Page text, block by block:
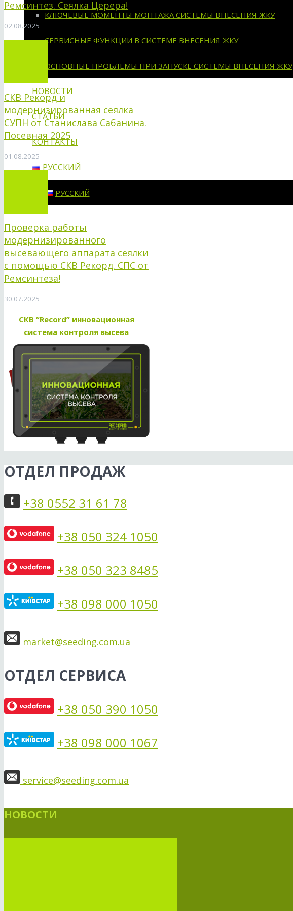
КЛЮЧЕВЫЕ МОМЕНТЫ МОНТАЖА СИСТЕМЫ ВНЕСЕНИЯ ЖКУ
СЕРВИСНЫЕ ФУНКЦИИ В СИСТЕМЕ ВНЕСЕНИЯ ЖКУ
ОСНОВНЫЕ ПРОБЛЕМЫ ПРИ ЗАПУСКЕ СИСТЕМЫ ВНЕСЕНИЯ ЖКУ
НОВОСТИ
СТАТЬИ
КОНТАКТЫ
РУССКИЙ
РУССКИЙ
Ремсинтез. Сеялка Церера!
02.08.2025
СКВ Рекорд и
модернизированная сеялка
СУПН от Станислава Сабанина.
Посевная 2025
01.08.2025
Проверка работы
модернизированного
высевающего аппарата сеялки
с помощью СКВ Рекорд. СПС от
Ремсинтеза!
30.07.2025
СКВ “Record” инновационная
система контроля высева
ОТДЕЛ ПРОДАЖ
+38 0552 31 61 78
+38 050 324 1050
+38 050 323 8485
+38 098 000 1050
market@seeding.com.ua
ОТДЕЛ СЕРВИСА
+38 050 390 1050
+38 098 000 1067
service@seeding.com.ua
НОВОСТИ